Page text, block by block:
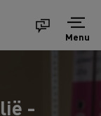
Menu
-